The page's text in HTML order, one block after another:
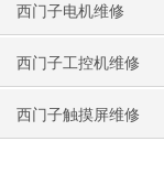
西门子电机维修
西门子工控机维修
西门子触摸屏维修